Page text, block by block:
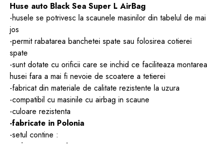
Huse auto Black Sea Super L AirBag
-husele se potrivesc la scaunele masinilor din tabelul de mai
jos
-permit rabatarea banchetei spate sau folosirea cotierei
spate
-sunt dotate cu orificii care se inchid ce faciliteaza montarea
husei fara a mai fi nevoie de scoatere a tetierei
-fabricat din materiale de calitate rezistente la uzura
-compatibil cu masinile cu airbag in scaune
-culoare rezistenta
-fabricate in Polonia
-setul contine :
2 huse scaune fata